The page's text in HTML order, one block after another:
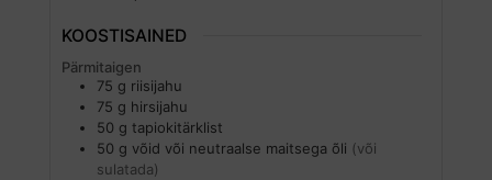
KOOSTISAINED
Pärmitaigen
75 g riisijahu
75 g hirsijahu
50 g tapiokitärklist
50 g võid või neutraalse maitsega õli (või
sulatada)